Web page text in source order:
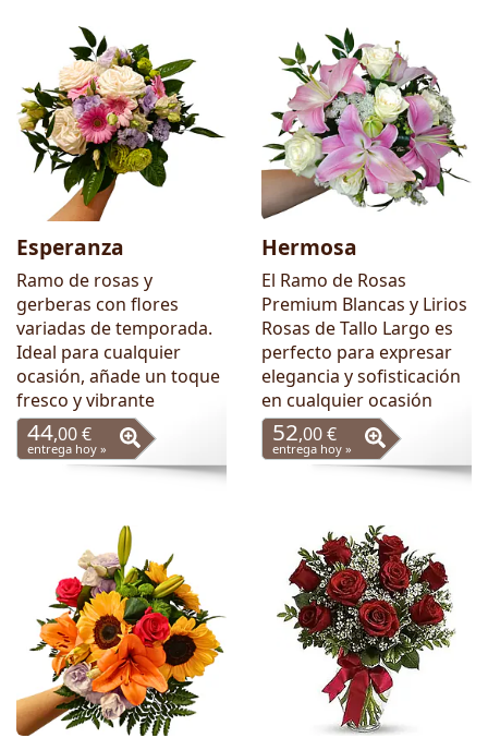
Esperanza
Ramo de rosas y
gerberas con flores
variadas de temporada.
Ideal para cualquier
ocasión, añade un toque
fresco y vibrante
44,00 €
entrega hoy »
Hermosa
El Ramo de Rosas
Premium Blancas y Lirios
Rosas de Tallo Largo es
perfecto para expresar
elegancia y sofisticación
en cualquier ocasión
52,00 €
entrega hoy »